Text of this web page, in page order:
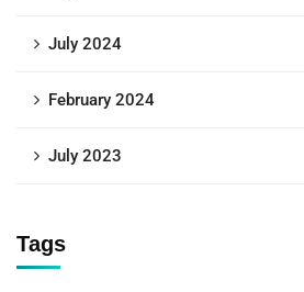
July 2024
February 2024
July 2023
Tags